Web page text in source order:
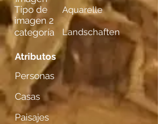
Tipo de
imagen 2
Aquarelle
categoría Landschaften
Atributos
Personas
Casas
Paisajes